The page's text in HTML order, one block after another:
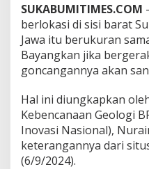
k
a
B
e
r
g
r
a
k
2
0
SUKABUMITIMES.COM
berlokasi di sisi barat
Jawa itu berukuran
Bayangkan jika
goncangannya akan
Hal ini diungkapkan
Kebencanaan Geologi
Inovasi Nasional),
keterangannya dari
(6/9/2024).